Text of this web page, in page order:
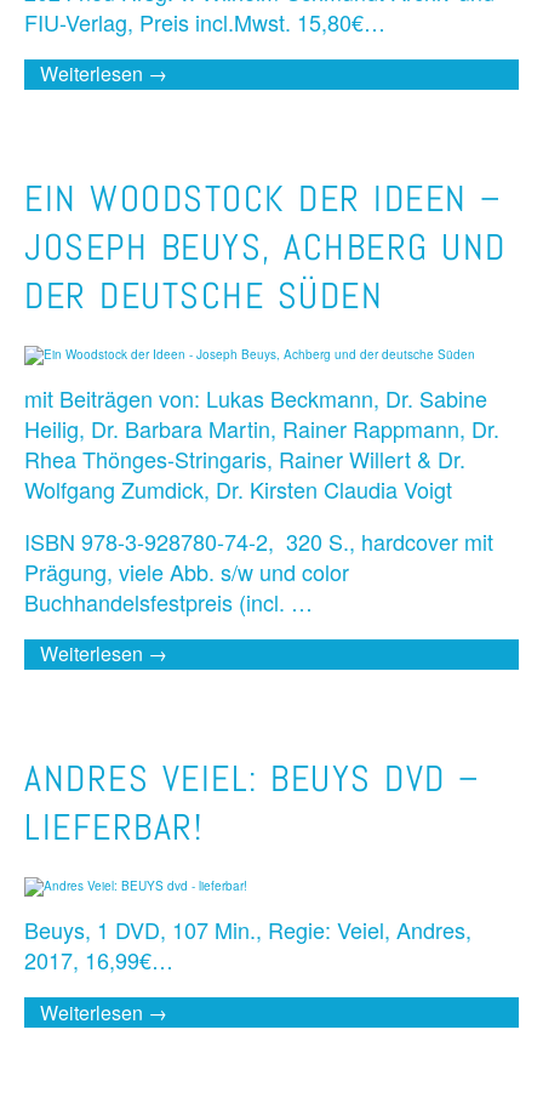
FIU-Verlag, Preis incl.Mwst. 15,80€…
Weiterlesen →
EIN WOODSTOCK DER IDEEN –
JOSEPH BEUYS, ACHBERG UND
DER DEUTSCHE SÜDEN
mit Beiträgen von: Lukas Beckmann, Dr. Sabine
Heilig, Dr. Barbara Martin, Rainer Rappmann, Dr.
Rhea Thönges-Stringaris, Rainer Willert & Dr.
Wolfgang Zumdick, Dr. Kirsten Claudia Voigt
ISBN 978-3-928780-74-2, 320 S., hardcover mit
Prägung, viele Abb. s/w und color
Buchhandelsfestpreis (incl. …
Weiterlesen →
ANDRES VEIEL: BEUYS DVD –
LIEFERBAR!
Beuys, 1 DVD, 107 Min., Regie: Veiel, Andres,
2017, 16,99€…
Weiterlesen →